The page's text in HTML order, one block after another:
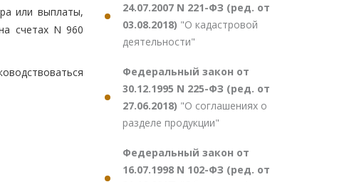
или выплаты,
счетах N 960
24.07.2007 N 221-ФЗ (ред. от
03.08.2018) "О кадастровой
деятельности"
Федеральный закон от
30.12.1995 N 225-ФЗ (ред. от
27.06.2018) "О соглашениях о
разделе продукции"
Федеральный закон от
16.07.1998 N 102-ФЗ (ред. от